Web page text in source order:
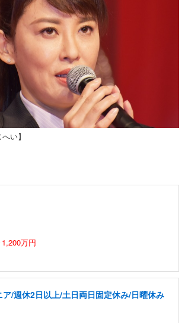
い】
万円
/週休2日以上/土日両日固定休み/日曜休み